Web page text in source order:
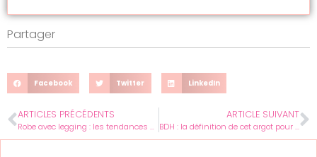
Partager
Facebook Twitter LinkedIn
ARTICLES PRÉCÉDENTS
Robe avec legging : les tendances de 2025 pour éviter les faux pas
ARTICLE SUIVANT
BDH : la définition de cet argot pour comprendre les adolescentes